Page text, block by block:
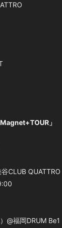
」
CLUB QUATTRO
@福岡DRUM Be1